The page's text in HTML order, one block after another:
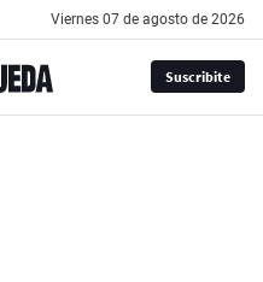
viernes 07 de agosto de 2026
Suscribite